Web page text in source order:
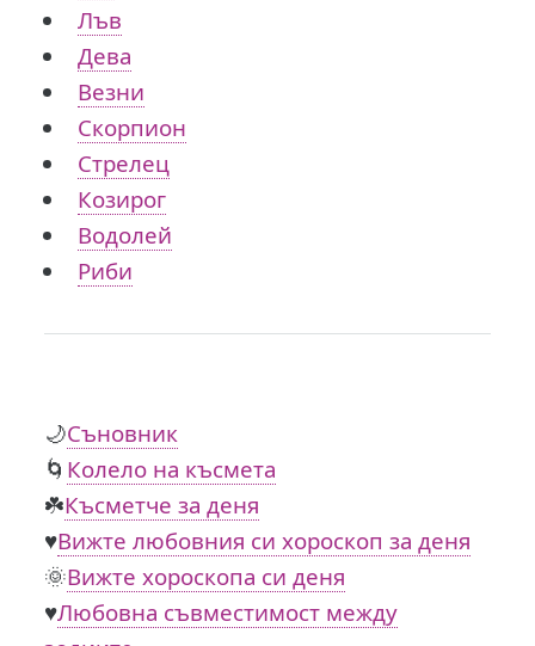
Лъв
Дева
Везни
Скорпион
Стрелец
Козирог
Водолей
Риби
🌙Съновник
🌀 Колело на късмета
☘️Късметче за деня
♥️Вижте любовния си хороскоп за деня
🌞Вижте хороскопа си деня
♥️Любовна съвместимост между